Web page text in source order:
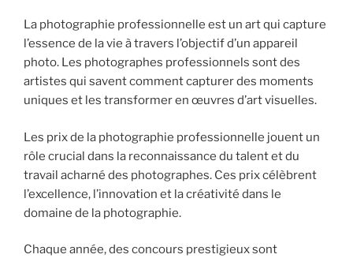
La photographie professionnelle est un art qui capture
l’essence de la vie à travers l’objectif d’un appareil
photo. Les photographes professionnels sont des
artistes qui savent comment capturer des moments
uniques et les transformer en œuvres d’art visuelles.
Les prix de la photographie professionnelle jouent un
rôle crucial dans la reconnaissance du talent et du
travail acharné des photographes. Ces prix célèbrent
l’excellence, l’innovation et la créativité dans le
domaine de la photographie.
Chaque année, des concours prestigieux sont